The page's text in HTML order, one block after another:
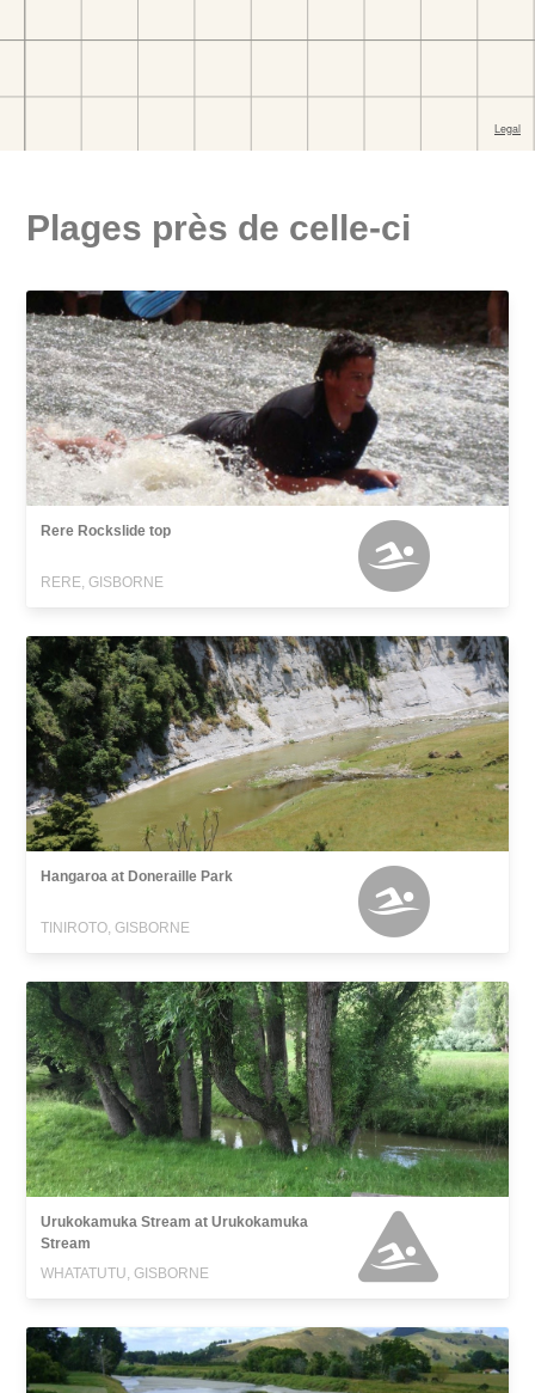
Plages près de celle-ci
Rere Rockslide top
RERE, GISBORNE
Hangaroa at Doneraille Park
TINIROTO, GISBORNE
Urukokamuka Stream at Urukokamuka
Stream
WHATATUTU, GISBORNE